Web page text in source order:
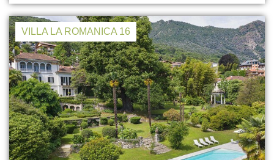
VILLA LA ROMANICA 16